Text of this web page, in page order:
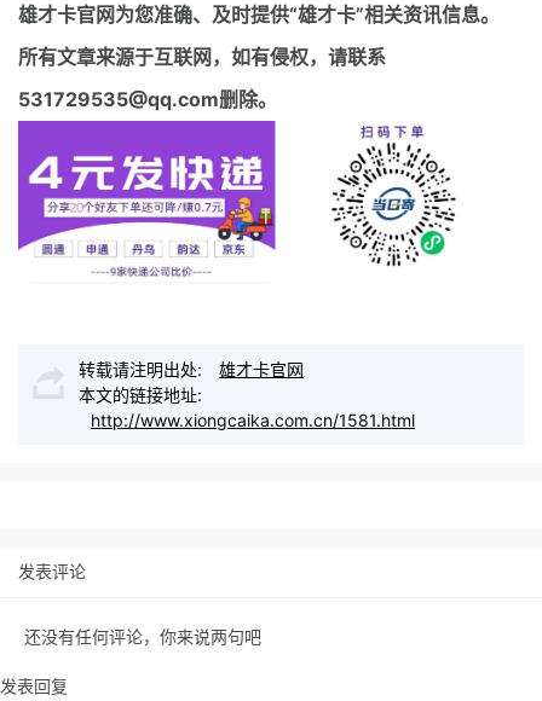
雄才卡官网为您准确、及时提供“雄才卡”相关资讯信息。
所有文章来源于互联网，如有侵权，请联系
531729535@qq.com删除。
转载请注明出处:
雄才卡官网
本文的链接地址:
http://www.xiongcaika.com.cn/1581.html
发表评论
还没有任何评论，你来说两句吧
发表回复